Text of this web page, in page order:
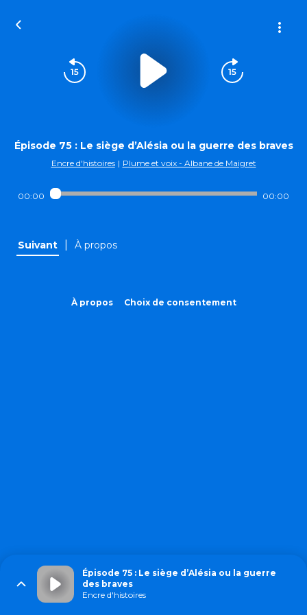
Épisode 75 : Le siège d’Alésia ou la guerre des braves
Encre d'histoires | Plume et voix - Albane de Maigret
00:00 00:00
Suivant À propos
À propos Choix de consentement
Épisode 75 : Le siège d’Alésia ou la guerre
des braves
Encre d'histoires